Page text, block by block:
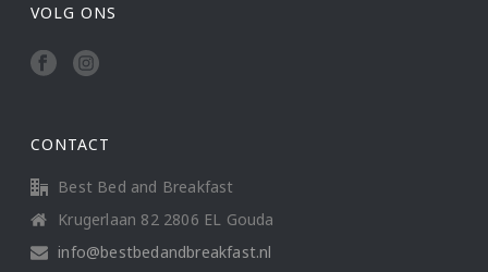
VOLG ONS
CONTACT
Best Bed and Breakfast
Krugerlaan 82 2806 EL Gouda
info@bestbedandbreakfast.nl